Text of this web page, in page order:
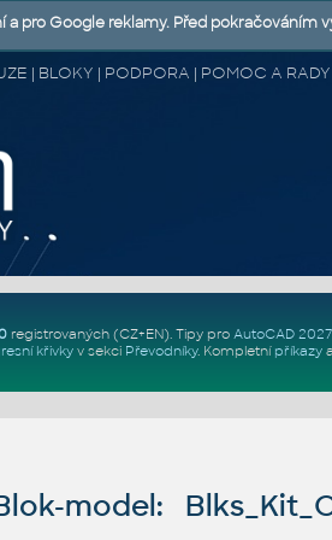
| BLOKY | PODPORA | POMOC A RADY
registrovaných (CZ+EN). Tipy pro AutoCAD 2027
křivkyv sekci Převodníky. Kompletní příkazya
model:
pro Google reklamy. Před pokračováním